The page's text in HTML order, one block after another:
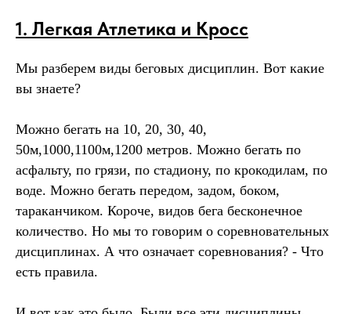
1. Легкая Атлетика и Кросс
Мы разберем виды беговых дисциплин. Вот какие
вы знаете?
Можно бегать на 10, 20, 30, 40,
50м,1000,1100м,1200 метров. Можно бегать по
асфальту, по грязи, по стадиону, по крокодилам, по
воде. Можно бегать передом, задом, боком,
тараканчиком. Короче, видов бега бесконечное
количество. Но мы то говорим о соревновательных
дисциплинах. А что означает соревнования? - Что
есть правила.